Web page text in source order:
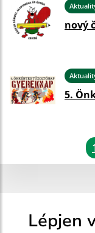
nový
5.
Lépjen